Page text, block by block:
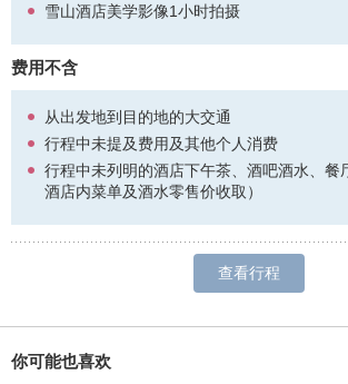
的怒江、刀削斧劈的高黎贡山崖将营地野性环绕
能抵达雾里村，这个最后的原生民族村落。
有一种创造是“在生活中搜集珍贵
雾里村居住形态还是非常原始的木楞房，带着还
地最传统的建造方式“修旧如初”，建造了既下山
之家」，以及作家之家、人类学之家、民族音乐
之家，将真正建立雾里与外部世界的精神链接。
基底，和当代精英文化对话的一种机制。
松露自由餐厅
雪山酒店美学影像1小时拍摄
费用不含
从出发地到目的地的大交通
行程中未提及费用及其他个人消费
行程中未列明的酒店下午茶、酒吧酒水、餐
酒店内菜单及酒水零售价收取）
查看行程
你可能也喜欢